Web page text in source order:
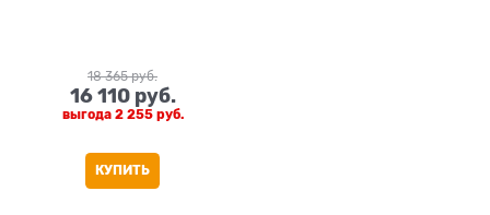
18 365 руб.
16 110 руб.
выгода 2 255 руб.
КУПИТЬ